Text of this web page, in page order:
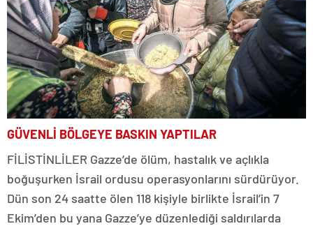
GÜVENLİ BÖLGEYE BASKIN YAPTILAR
FİLİSTİNLİLER Gazze’de ölüm, hastalık ve açlıkla
boğuşurken İsrail ordusu operasyonlarını sürdürüyor.
Dün son 24 saatte ölen 118 kişiyle birlikte İsrail’in 7
Ekim’den bu yana Gazze’ye düzenlediği saldırılarda